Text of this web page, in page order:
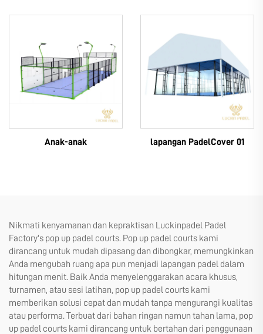
Anak-anak lapangan PadelCover 01
Nikmati kenyamanan dan kepraktisan Luckinpadel Padel
Factory's pop up padel courts. Pop up padel courts kami
dirancang untuk mudah dipasang dan dibongkar, memungkinkan
Anda mengubah ruang apa pun menjadi lapangan padel dalam
hitungan menit. Baik Anda menyelenggarakan acara khusus,
turnamen, atau sesi latihan, pop up padel courts kami
memberikan solusi cepat dan mudah tanpa mengurangi kualitas
atau performa. Terbuat dari bahan ringan namun tahan lama, pop
up padel courts kami dirancang untuk bertahan dari penggunaan